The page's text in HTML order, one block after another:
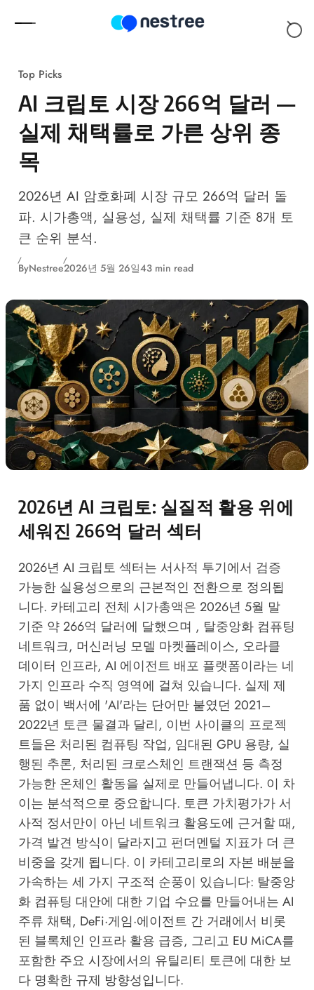
Top Picks
AI 크립토 시장 266억 달러 —
실제 채택률로 가른 상위 종
목
2026년 AI 암호화폐 시장 규모 266억 달러 돌
파. 시가총액, 실용성, 실제 채택률 기준 8개 토
큰 순위 분석.
ByNestree2026년 5월 26일43 min read
2026년 AI 크립토: 실질적 활용 위에
세워진 266억 달러 섹터
2026년 AI 크립토 섹터는 서사적 투기에서 검증
가능한 실용성으로의 근본적인 전환으로 정의됩
니다. 카테고리 전체 시가총액은 2026년 5월 말
기준 약 266억 달러에 달했으며 , 탈중앙화 컴퓨팅
네트워크, 머신러닝 모델 마켓플레이스, 오라클
데이터 인프라, AI 에이전트 배포 플랫폼이라는 네
가지 인프라 수직 영역에 걸쳐 있습니다. 실제 제
품 없이 백서에 'AI'라는 단어만 붙였던 2021–
2022년 토큰 물결과 달리, 이번 사이클의 프로젝
트들은 처리된 컴퓨팅 작업, 임대된 GPU 용량, 실
행된 추론, 처리된 크로스체인 트랜잭션 등 측정
가능한 온체인 활동을 실제로 만들어냅니다. 이 차
이는 분석적으로 중요합니다. 토큰 가치평가가 서
사적 정서만이 아닌 네트워크 활용도에 근거할 때,
가격 발견 방식이 달라지고 펀더멘털 지표가 더 큰
비중을 갖게 됩니다. 이 카테고리로의 자본 배분을
가속하는 세 가지 구조적 순풍이 있습니다: 탈중앙
화 컴퓨팅 대안에 대한 기업 수요를 만들어내는 AI
주류 채택, DeFi·게임·에이전트 간 거래에서 비롯
된 블록체인 인프라 활용 급증, 그리고 EU MiCA를
포함한 주요 시장에서의 유틸리티 토큰에 대한 보
다 명확한 규제 방향성입니다.